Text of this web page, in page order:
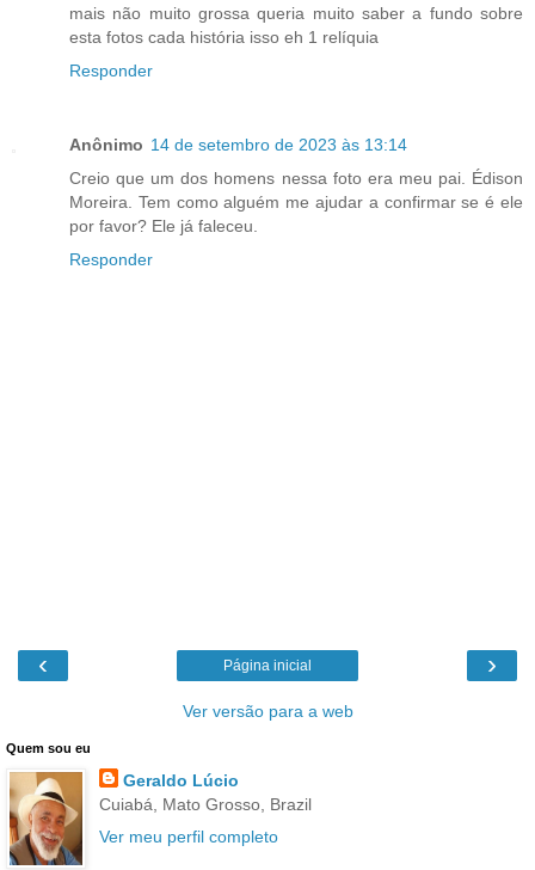
mais não muito grossa queria muito saber a fundo sobre
esta fotos cada história isso eh 1 relíquia
Responder
Anônimo 14 de setembro de 2023 às 13:14
Creio que um dos homens nessa foto era meu pai. Édison
Moreira. Tem como alguém me ajudar a confirmar se é ele
por favor? Ele já faleceu.
Responder
‹ ›
Página inicial
Ver versão para a web
Quem sou eu
Geraldo Lúcio
Cuiabá, Mato Grosso, Brazil
Ver meu perfil completo